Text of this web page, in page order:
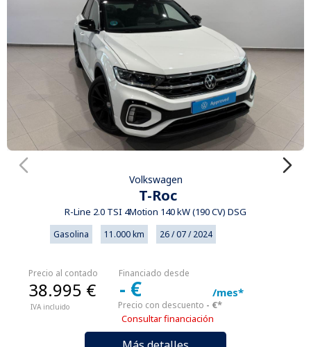
Volkswagen
T-Roc
R-Line 2.0 TSI 4Motion 140 kW (190 CV) DSG
Gasolina 11.000 km 26 / 07 / 2024
Precio al contado
IVA incluido
38.995 €
Financiado desde
/mes*
Precio con descuento
- €
- €*
Consultar financiación